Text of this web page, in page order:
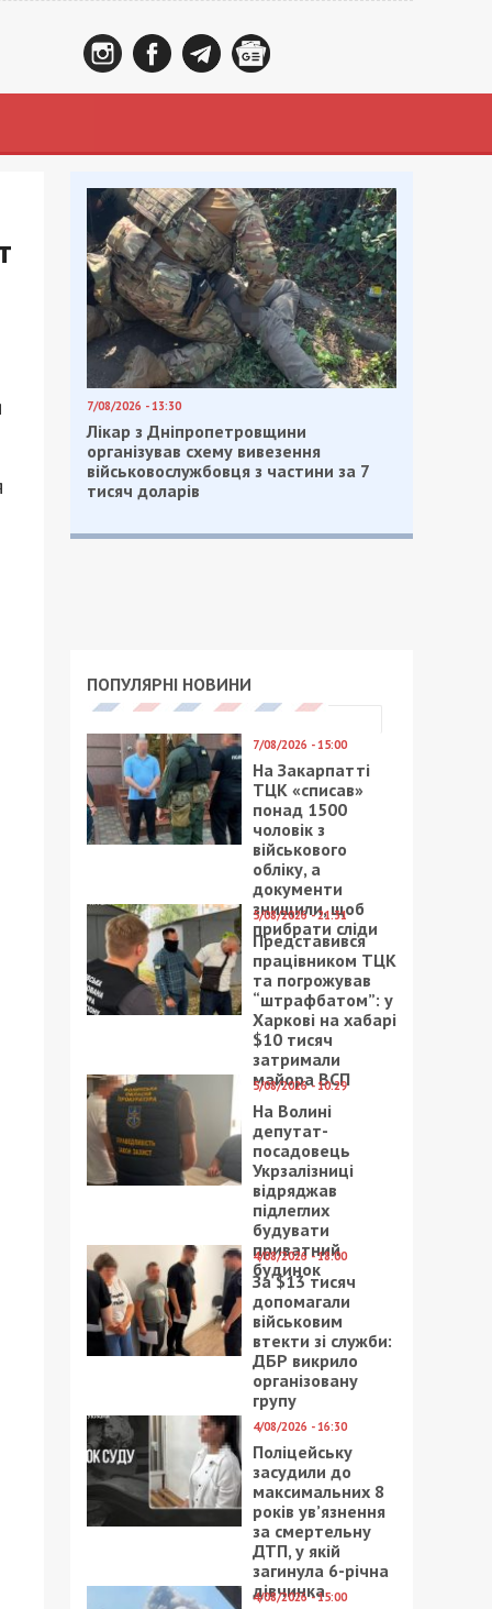
7/08/2026 - 13:30
Лікар з Дніпропетровщини
організував схему вивезення
військовослужбовця з частини за 7
тисяч доларів
ПОПУЛЯРНІ НОВИНИ
7/08/2026 - 15:00
На Закарпатті
ТЦК «списав»
понад 1500
чоловік з
військового
обліку, а
документи
знищили, щоб
прибрати сліди
5/08/2026 - 21:31
Представився
працівником ТЦК
та погрожував
“штрафбатом”: у
Харкові на хабарі
$10 тисяч
затримали
майора ВСП
5/08/2026 - 10:29
На Волині
депутат-
посадовець
Укрзалізниці
відряджав
підлеглих
будувати
приватний
будинок
4/08/2026 - 18:00
За $13 тисяч
допомагали
військовим
втекти зі служби:
ДБР викрило
організовану
групу
4/08/2026 - 16:30
Поліцейську
засудили до
максимальних 8
років ув’язнення
за смертельну
ДТП, у якій
загинула 6-річна
дівчинка
4/08/2026 - 15:00